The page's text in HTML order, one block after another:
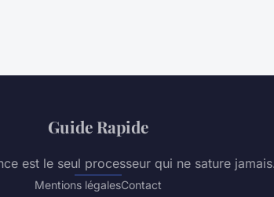
Guide Rapide
est le seul processeur qui ne sature
Mentions légalesContact